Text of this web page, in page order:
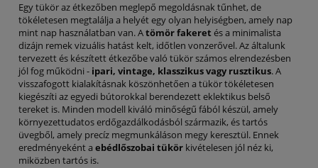
Egy tükör az étkezőben meglepő megoldásnak tűnhet, de
tökéletesen megtalálja a helyét egy olyan helyiségben, amely nap
mint nap használatban van. Atömör fakeret és a minimalista
dizájn remek vizuális hatást kelt, időtlen vonzerővel. Az általunk
tervezett és készített étkezőbe való tükör számos elrendezésben
jól fog működni - ipari, vintage, klasszikus vagy rusztikus. A
visszafogott kialakításnak köszönhetően a tükör tökéletesen
kiegészíti az egyedi bútorokkal berendezett eklektikus belső
tereket is. Minden modell kiváló minőségű fából készül, amely
környezettudatos erdőgazdálkodásból származik, és tartós
üvegből, amely precíz megmunkáláson megy keresztül. Ennek
eredményeként a ebédlőszobai tükör kivételesen jól néz ki,
miközben tartós is.